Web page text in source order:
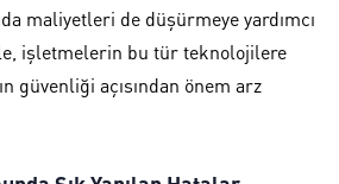
maliyetleri de düşürmeye yardımcı
işletmelerin bu tür teknolojilere
güvenliği açısından önem arz